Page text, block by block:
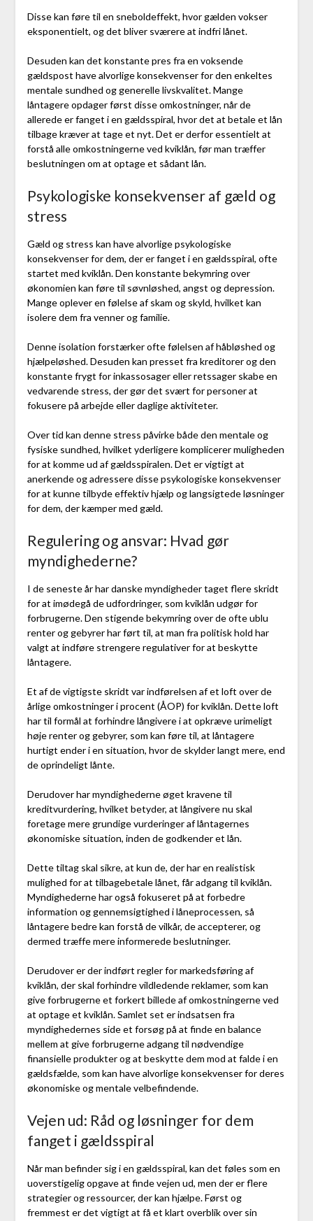
Disse kan føre til en sneboldeffekt, hvor gælden vokser
eksponentielt, og det bliver sværere at indfri lånet.
Desuden kan det konstante pres fra en voksende
gældspost have alvorlige konsekvenser for den enkeltes
mentale sundhed og generelle livskvalitet. Mange
låntagere opdager først disse omkostninger, når de
allerede er fanget i en gældsspiral, hvor det at betale et lån
tilbage kræver at tage et nyt. Det er derfor essentielt at
forstå alle omkostningerne ved kviklån, før man træffer
beslutningen om at optage et sådant lån.
Psykologiske konsekvenser af gæld og
stress
Gæld og stress kan have alvorlige psykologiske
konsekvenser for dem, der er fanget i en gældsspiral, ofte
startet med kviklån. Den konstante bekymring over
økonomien kan føre til søvnløshed, angst og depression.
Mange oplever en følelse af skam og skyld, hvilket kan
isolere dem fra venner og familie.
Denne isolation forstærker ofte følelsen af håbløshed og
hjælpeløshed. Desuden kan presset fra kreditorer og den
konstante frygt for inkassosager eller retssager skabe en
vedvarende stress, der gør det svært for personer at
fokusere på arbejde eller daglige aktiviteter.
Over tid kan denne stress påvirke både den mentale og
fysiske sundhed, hvilket yderligere komplicerer muligheden
for at komme ud af gældsspiralen. Det er vigtigt at
anerkende og adressere disse psykologiske konsekvenser
for at kunne tilbyde effektiv hjælp og langsigtede løsninger
for dem, der kæmper med gæld.
Regulering og ansvar: Hvad gør
myndighederne?
I de seneste år har danske myndigheder taget flere skridt
for at imødegå de udfordringer, som kviklån udgør for
forbrugerne. Den stigende bekymring over de ofte ublu
renter og gebyrer har ført til, at man fra politisk hold har
valgt at indføre strengere regulativer for at beskytte
låntagere.
Et af de vigtigste skridt var indførelsen af et loft over de
årlige omkostninger i procent (ÅOP) for kviklån. Dette loft
har til formål at forhindre långivere i at opkræve urimeligt
høje renter og gebyrer, som kan føre til, at låntagere
hurtigt ender i en situation, hvor de skylder langt mere, end
de oprindeligt lånte.
Derudover har myndighederne øget kravene til
kreditvurdering, hvilket betyder, at långivere nu skal
foretage mere grundige vurderinger af låntagernes
økonomiske situation, inden de godkender et lån.
Dette tiltag skal sikre, at kun de, der har en realistisk
mulighed for at tilbagebetale lånet, får adgang til kviklån.
Myndighederne har også fokuseret på at forbedre
information og gennemsigtighed i låneprocessen, så
låntagere bedre kan forstå de vilkår, de accepterer, og
dermed træffe mere informerede beslutninger.
Derudover er der indført regler for markedsføring af
kviklån, der skal forhindre vildledende reklamer, som kan
give forbrugerne et forkert billede af omkostningerne ved
at optage et kviklån. Samlet set er indsatsen fra
myndighedernes side et forsøg på at finde en balance
mellem at give forbrugerne adgang til nødvendige
finansielle produkter og at beskytte dem mod at falde i en
gældsfælde, som kan have alvorlige konsekvenser for deres
økonomiske og mentale velbefindende.
Vejen ud: Råd og løsninger for dem
fanget i gældsspiral
Når man befinder sig i en gældsspiral, kan det føles som en
uoverstigelig opgave at finde vejen ud, men der er flere
strategier og ressourcer, der kan hjælpe. Først og
fremmest er det vigtigt at få et klart overblik over sin